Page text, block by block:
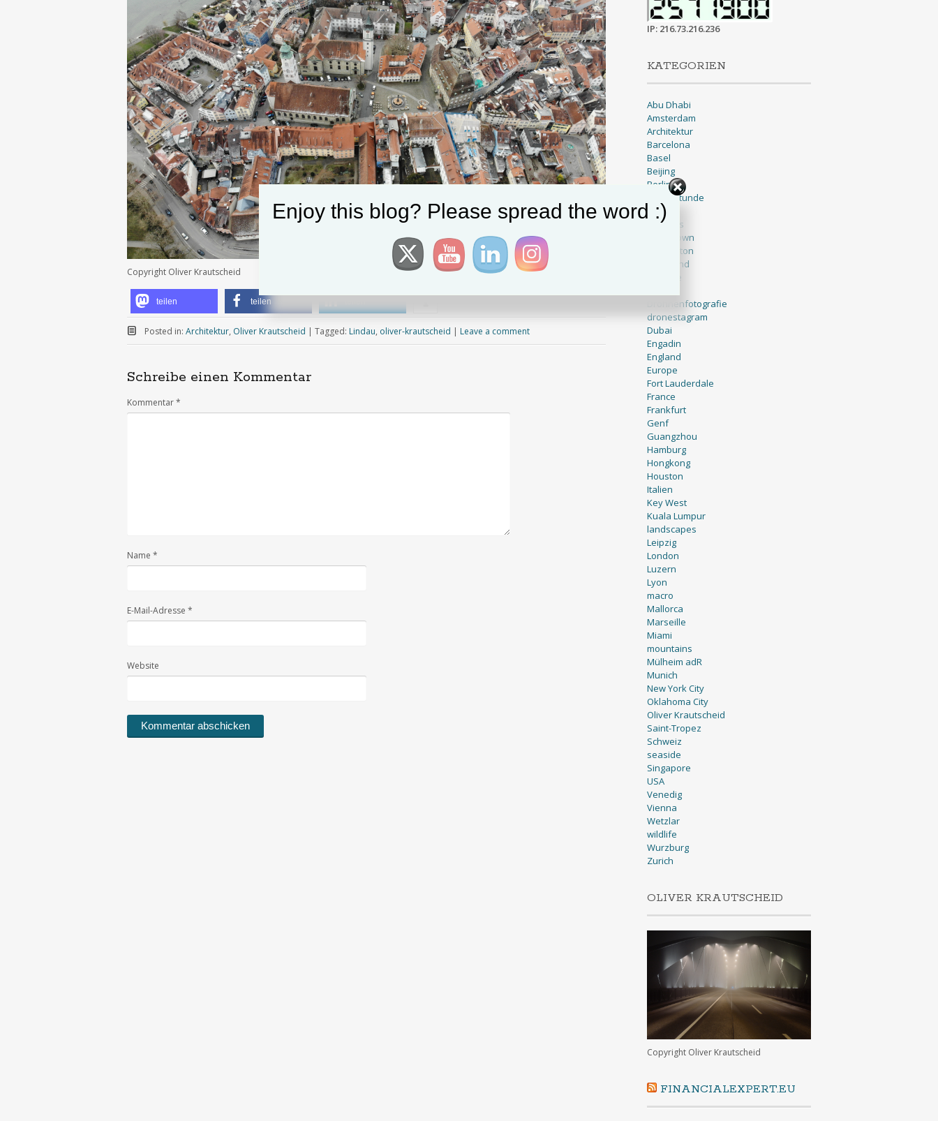
Copyright Oliver Krautscheid
teilen teilen
Posted in: Architektur, Oliver Krautscheid | Tagged: Lindau, oliver-krautscheid | Leave a comment
Schreibe einen Kommentar
Kommentar*
Name *
E-Mail-Adresse *
Website
IP: 216.73.216.236
KATEGORIEN
Abu Dhabi
Amsterdam
Architektur
Barcelona
Basel
Beijing
Berlin
Blaue Stunde
BNW
Brussels
Cape Town
Charleston
Cleveland
Cologne
Drohnenfotografie
dronestagram
Dubai
Engadin
England
Europe
Fort Lauderdale
France
Frankfurt
Genf
Guangzhou
Hamburg
Hongkong
Houston
Italien
Key West
Kuala Lumpur
landscapes
Leipzig
London
Luzern
Lyon
macro
Mallorca
Marseille
Miami
mountains
Mülheim adR
Munich
New York City
Oklahoma City
Oliver Krautscheid
Saint-Tropez
Schweiz
seaside
Singapore
USA
Venedig
Vienna
Wetzlar
wildlife
Wurzburg
Zurich
OLIVER KRAUTSCHEID
Copyright Oliver Krautscheid
FINANCIALEXPERT.EU
Enjoy this blog? Please spread the word :)